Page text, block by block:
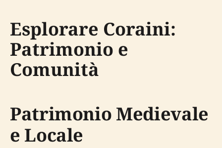
Esplorare Coraini:
Patrimonio e
Comunità
Patrimonio Medievale
e Locale